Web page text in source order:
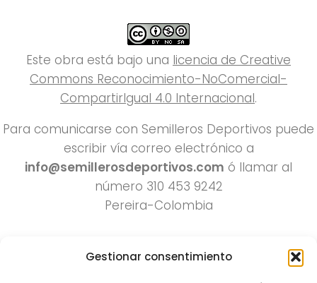
Gestionar consentimiento
Este obra está bajo una licencia de Creative
Commons Reconocimiento-NoComercial-
CompartirIgual 4.0 Internacional.
Para comunicarse con Semilleros Deportivos puede
escribir vía correo electrónico a
info@semillerosdeportivos.com ó llamar al
número 310 453 9242
Pereira-Colombia